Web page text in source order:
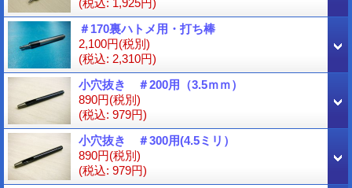
＃170裏ハトメ用・打ち棒
2,100円(税別)
(税込: 2,310円)
小穴抜き ＃200用（3.5ｍｍ）
890円(税別)
(税込: 979円)
小穴抜き ＃300用(4.5ミリ）
890円(税別)
(税込: 979円)